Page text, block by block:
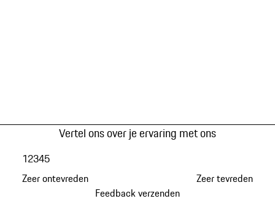
Vertel ons over je ervaring met ons
Zeer ontevreden
12345
Zeer tevreden
Feedback verzenden